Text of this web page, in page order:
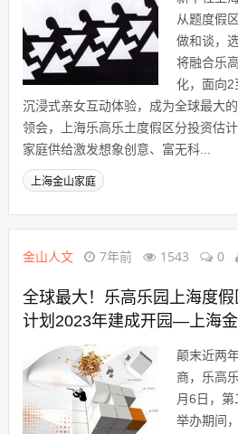
从题度假
做和谈，
将融合乐
化，面向2
沉浸式亲女互动体验，成为全球最大
领会，上海乐高乐土度假区分投资估
家庭供给激发想象创意、富无科...
上海金山家庭
金山人文 7年前 1543 0
全球最大！乐高乐园上海度
计划2023年建成开园—上海
颠末近两
商，乐高
月6日，
举办期间